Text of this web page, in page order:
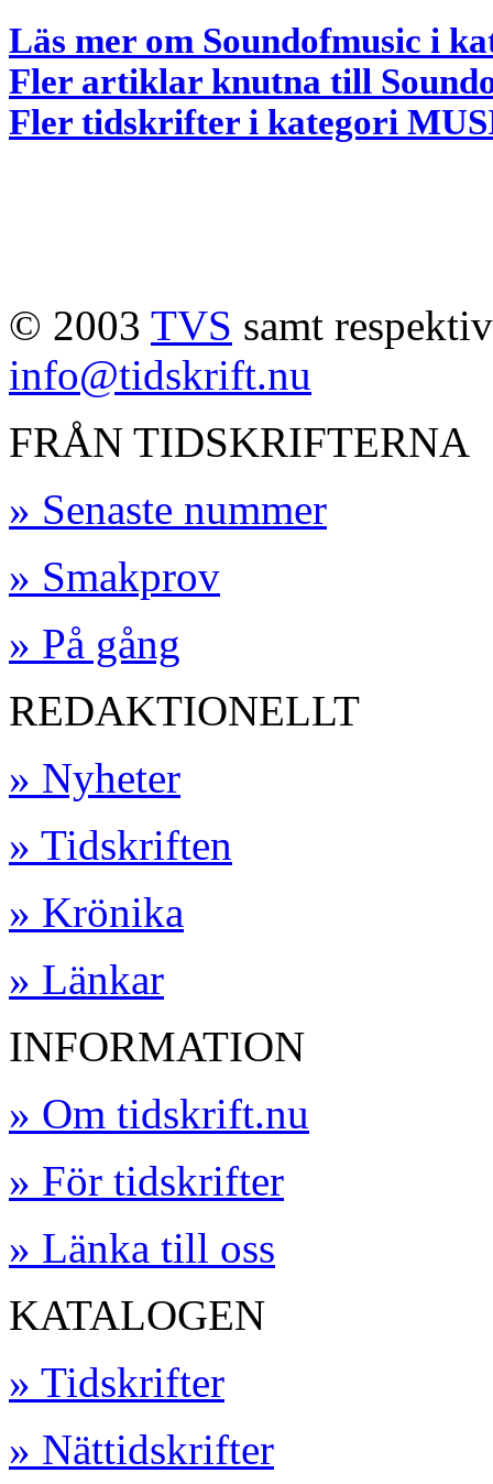
Läs mer om Soundofmusic i
Fler artiklar knutna till
Fler tidskrifter i kategori
© 2003 TVS samt
info@tidskrift.nu
FRÅN TIDSKRIFTERNA
» Senaste nummer
» Smakprov
» På gång
REDAKTIONELLT
» Nyheter
» Tidskriften
» Krönika
» Länkar
INFORMATION
» Om tidskrift.nu
» För tidskrifter
» Länka till oss
KATALOGEN
» Tidskrifter
» Nättidskrifter